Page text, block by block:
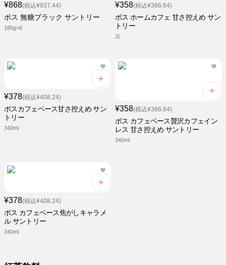
¥868(税込¥937.44)
ボス 無糖ブラック サントリー
185g×6
¥358(税込¥386.64)
ボス ホームカフェ 甘さ控えめ サン
トリー
2L
¥378(税込¥408.24)
ボスカフェベース甘さ控えめ サン
トリー
340ml
¥358(税込¥386.64)
ボス カフェベース贅沢カフェイン
レス 甘さ控えめ サントリー
340ml
¥378(税込¥408.24)
ボス カフェベース焦がしキャラメ
ル サントリー
340ml